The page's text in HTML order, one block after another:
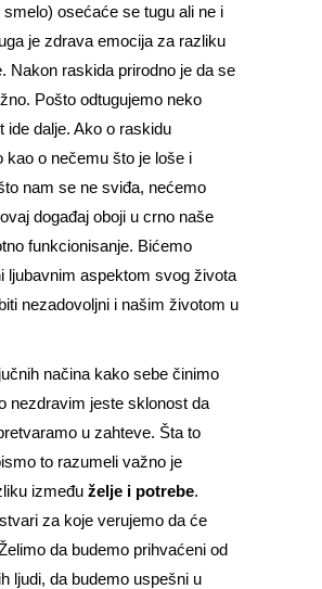
smelo) osećaće se tugu ali ne i
je zdrava emocija za razliku
Nakon raskida prirodno je da se
Pošto odtugujemo neko
ide dalje. Ako o raskidu
kao o nečemu što je loše i
nam se ne sviđa, nećemo
događaj oboji u crno naše
funkcionisanje. Bićemo
ljubavnim aspektom svog života
nezadovoljni i našim životom u
načina kako sebe činimo
nezdravim jeste sklonost da
u zahteve. Šta to
to razumeli važno je
između želje i potrebe.
za koje verujemo da će
da budemo prihvaćeni od
ljudi, da budemo uspešni u